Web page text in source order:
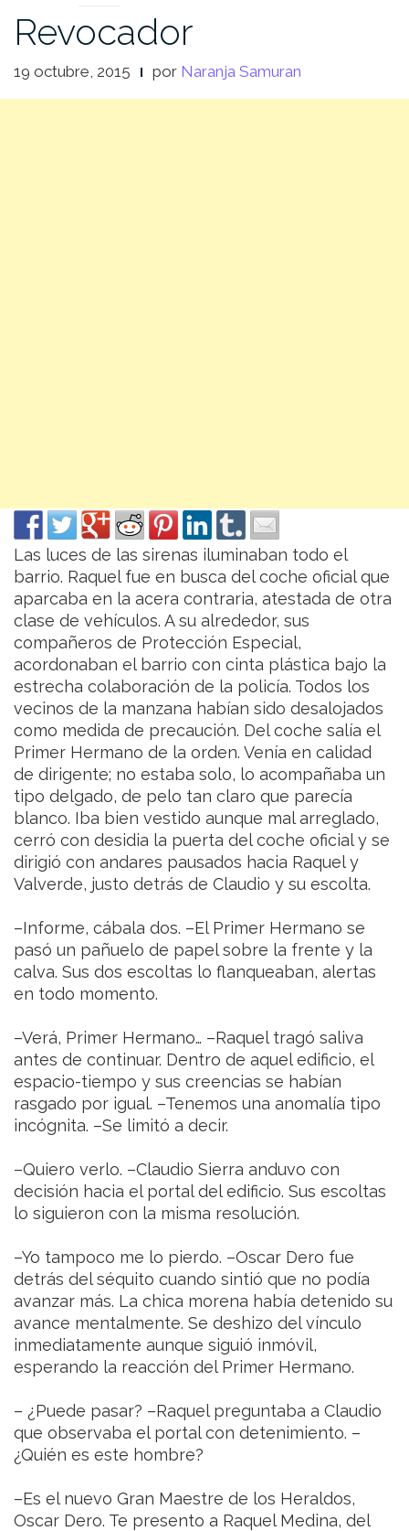
Revocador
19 octubre, 2015 por Naranja Samuran
Las luces de las sirenas iluminaban todo el
barrio. Raquel fue en busca del coche oficial que
aparcaba en la acera contraria, atestada de otra
clase de vehículos. A su alrededor, sus
compañeros de Protección Especial,
acordonaban el barrio con cinta plástica bajo la
estrecha colaboración de la policía. Todos los
vecinos de la manzana habían sido desalojados
como medida de precaución. Del coche salía el
Primer Hermano de la orden. Venía en calidad
de dirigente; no estaba solo, lo acompañaba un
tipo delgado, de pelo tan claro que parecía
blanco. Iba bien vestido aunque mal arreglado,
cerró con desidia la puerta del coche oficial y se
dirigió con andares pausados hacia Raquel y
Valverde, justo detrás de Claudio y su escolta.
–Informe, cábala dos. –El Primer Hermano se
pasó un pañuelo de papel sobre la frente y la
calva. Sus dos escoltas lo flanqueaban, alertas
en todo momento.
–Verá, Primer Hermano… –Raquel tragó saliva
antes de continuar. Dentro de aquel edificio, el
espacio-tiempo y sus creencias se habían
rasgado por igual. –Tenemos una anomalía tipo
incógnita. –Se limitó a decir.
–Quiero verlo. –Claudio Sierra anduvo con
decisión hacia el portal del edificio. Sus escoltas
lo siguieron con la misma resolución.
–Yo tampoco me lo pierdo. –Oscar Dero fue
detrás del séquito cuando sintió que no podía
avanzar más. La chica morena había detenido su
avance mentalmente. Se deshizo del vínculo
inmediatamente aunque siguió inmóvil,
esperando la reacción del Primer Hermano.
– ¿Puede pasar? –Raquel preguntaba a Claudio
que observaba el portal con detenimiento. –
¿Quién es este hombre?
–Es el nuevo Gran Maestre de los Heraldos,
Oscar Dero. Te presento a Raquel Medina, del